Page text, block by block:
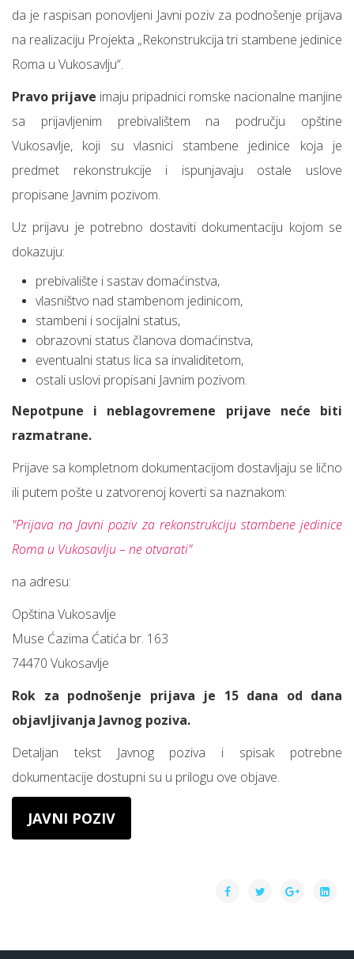
da je raspisan ponovljeni Javni poziv za podnošenje prijava
na realizaciju Projekta „Rekonstrukcija tri stambene jedinice
Roma u Vukosavlju“.
Pravo prijave imaju pripadnici romske nacionalne manjine
sa prijavljenim prebivalištem na području opštine
Vukosavlje, koji su vlasnici stambene jedinice koja je
predmet rekonstrukcije i ispunjavaju ostale uslove
propisane Javnim pozivom.
Uz prijavu je potrebno dostaviti dokumentaciju kojom se
dokazuju:
prebivalište i sastav domaćinstva,
vlasništvo nad stambenom jedinicom,
stambeni i socijalni status,
obrazovni status članova domaćinstva,
eventualni status lica sa invaliditetom,
ostali uslovi propisani Javnim pozivom.
Nepotpune i neblagovremene prijave neće biti
razmatrane.
Prijave sa kompletnom dokumentacijom dostavljaju se lično
ili putem pošte u zatvorenoj koverti sa naznakom:
"Prijava na Javni poziv za rekonstrukciju stambene jedinice
Roma u Vukosavlju – ne otvarati"
na adresu:
Opština Vukosavlje
Muse Ćazima Ćatića br. 163
74470 Vukosavlje
Rok za podnošenje prijava je 15 dana od dana
objavljivanja Javnog poziva.
Detaljan tekst Javnog poziva i spisak potrebne
dokumentacije dostupni su u prilogu ove objave.
JAVNI POZIV